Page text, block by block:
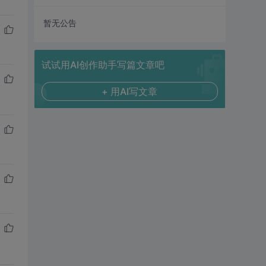
暂无公告
试试用AI创作助手写篇文章吧
+ 用AI写文章